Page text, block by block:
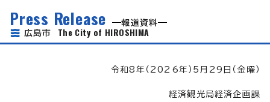
Press Release
報道資料
広島市 The City of HIROSHIMA
令和8年（2026年）5月29日（金曜）
経済観光局経済企画課